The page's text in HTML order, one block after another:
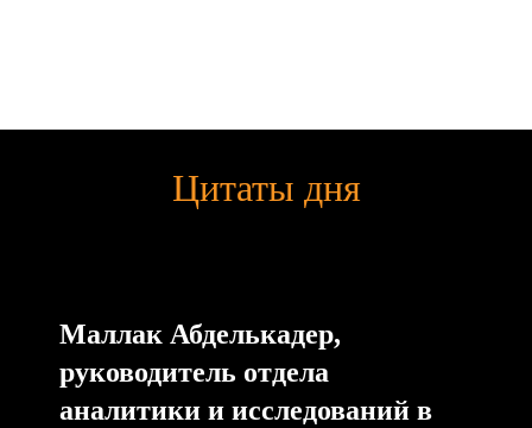
Цитаты дня
Маллак Абделькадер,
руководитель отдела
аналитики и исследований в